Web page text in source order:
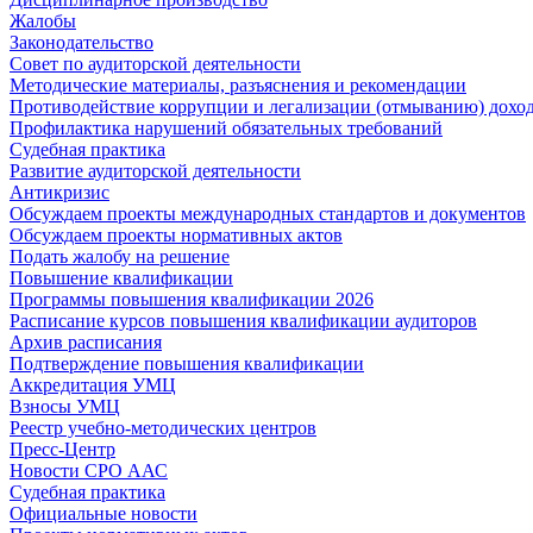
Жалобы
Законодательство
Совет по аудиторской деятельности
Методические материалы, разъяснения и рекомендации
Противодействие коррупции и легализации (отмыванию)
Профилактика нарушений обязательных требований
Судебная практика
Развитие аудиторской деятельности
Антикризис
Обсуждаем проекты международных стандартов и документов
Обсуждаем проекты нормативных актов
Подать жалобу на решение
Повышение квалификации
Программы повышения квалификации 2026
Расписание курсов повышения квалификации аудиторов
Архив расписания
Подтверждение повышения квалификации
Аккредитация УМЦ
Взносы УМЦ
Реестр учебно-методических центров
Пресс-Центр
Новости СРО ААС
Судебная практика
Официальные новости